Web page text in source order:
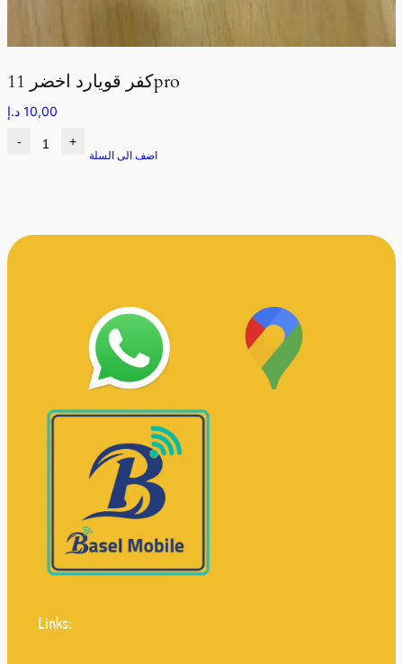
كفر قويارد اخضر 11pro
10,00 د.إ
- +
اضف الى السلة
Links: